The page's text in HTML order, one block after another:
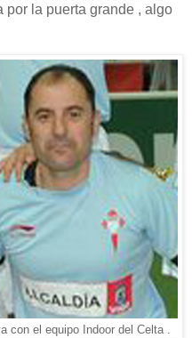
por la puerta grande , algo
con el equipo Indoor del Celta .